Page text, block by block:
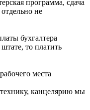
программа, сдача
не
бухгалтера
то платить
места
канцелярию мы